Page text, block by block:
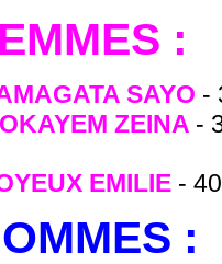
:
SAYO -
ZEINA -
EMILIE -
: